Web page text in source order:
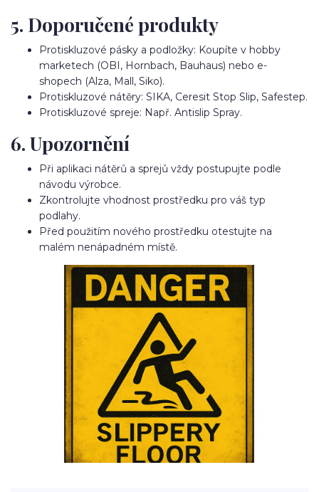
5. Doporučené produkty
Protiskluzové pásky a podložky: Koupíte v hobby
marketech (OBI, Hornbach, Bauhaus) nebo e-
shopech (Alza, Mall, Siko).
Protiskluzové nátěry: SIKA, Ceresit Stop Slip, Safestep.
Protiskluzové spreje: Např. Antislip Spray.
6. Upozornění
Při aplikaci nátěrů a sprejů vždy postupujte podle
návodu výrobce.
Zkontrolujte vhodnost prostředku pro váš typ
podlahy.
Před použitím nového prostředku otestujte na
malém nenápadném místě.